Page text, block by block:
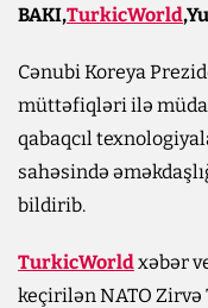
BAKI,TurkicWorld
Cənubi Koreya
müttəfiqləri ilə
qabaqcıl
sahəsində
bildirib.
TurkicWorldxəbər
keçirilən NATO Zirvə